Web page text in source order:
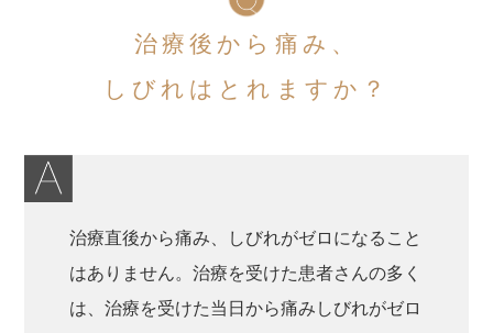
治療後から痛み、
しびれはとれますか？
治療直後から痛み、しびれがゼロになること
はありません。治療を受けた患者さんの多く
は、治療を受けた当日から痛みしびれがゼロ